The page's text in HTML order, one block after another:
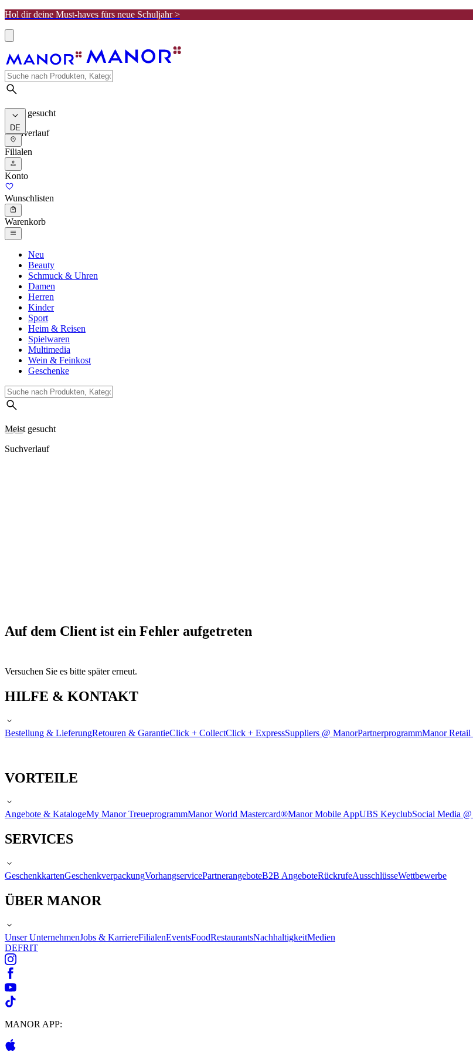
Hol dir deine Must-haves fürs neue Schuljahr >
Meist gesucht
Suchverlauf
DE
Filialen
Konto
Wunschlisten
Warenkorb
Neu
Beauty
Schmuck & Uhren
Damen
Herren
Kinder
Sport
Heim & Reisen
Spielwaren
Multimedia
Wein & Feinkost
Geschenke
Meist gesucht
Suchverlauf
Auf dem Client ist ein Fehler aufgetreten
Versuchen Sie es bitte später erneut.
HILFE & KONTAKT
Bestellung & LieferungRetouren & GarantieClick + CollectClick + ExpressSuppliers @ ManorPartnerprogrammManor Retail
VORTEILE
Angebote & KatalogeMy Manor TreueprogrammManor World Mastercard®Manor Mobile AppUBS KeyclubSocial Media
SERVICES
GeschenkkartenGeschenkverpackungVorhangservicePartnerangeboteB2B AngeboteRückrufeAusschlüsseWettbewerbe
ÜBER MANOR
Unser UnternehmenJobs & KarriereFilialenEventsFoodRestaurantsNachhaltigkeitMedien
DEFRIT
MANOR APP: